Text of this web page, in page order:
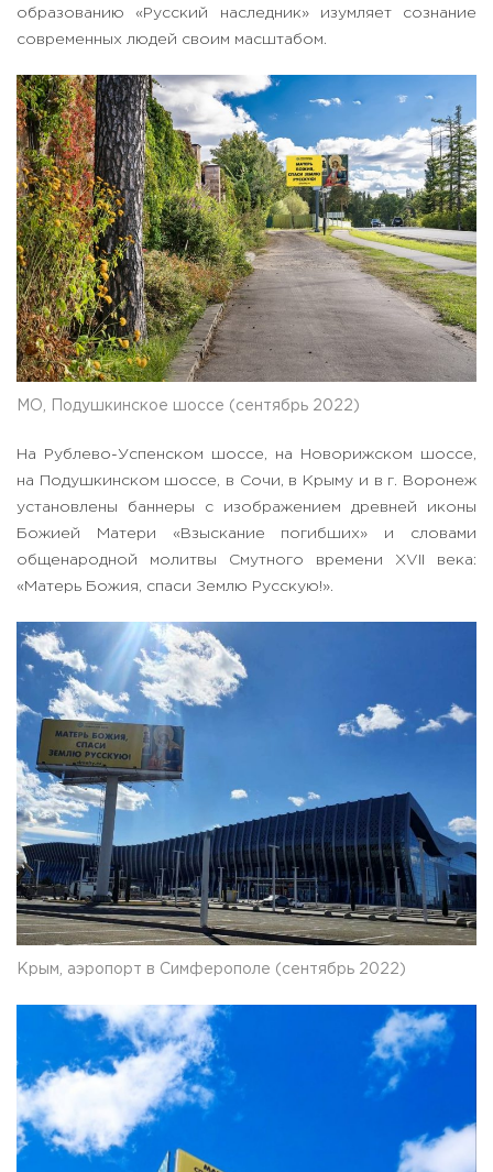
образованию «Русский наследник» изумляет сознание
современных людей своим масштабом.
МО, Подушкинское шоссе (сентябрь 2022)
На Рублево-Успенском шоссе, на Новорижском шоссе,
на Подушкинском шоссе, в Сочи, в Крыму и в г. Воронеж
установлены баннеры с изображением древней иконы
Божией Матери «Взыскание погибших» и словами
общенародной молитвы Смутного времени XVII века:
«Матерь Божия, спаси Землю Русскую!».
Крым, аэропорт в Симферополе (сентябрь 2022)